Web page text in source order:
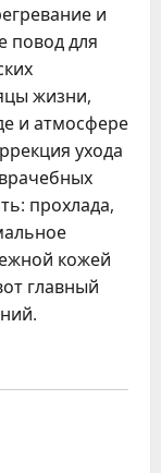
и
повод для
жизни,
и атмосфере
ухода
прохлада,
кожей
главный